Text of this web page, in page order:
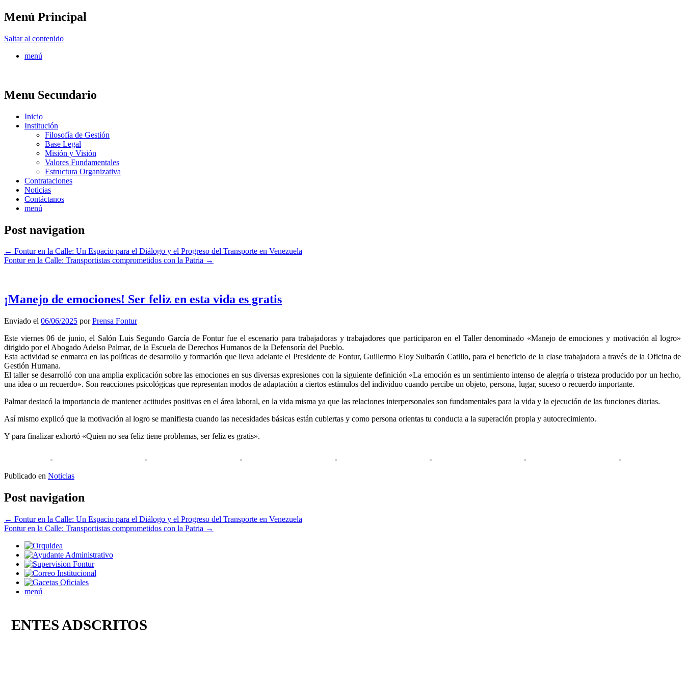
Menú Principal
Saltar al contenido
menú
Menu Secundario
Inicio
Institución
Filosofía de Gestión
Base Legal
Misión y Visión
Valores Fundamentales
Estructura Organizativa
Contrataciones
Noticias
Contáctanos
menú
Post navigation
← Fontur en la Calle: Un Espacio para el Diálogo y el Progreso del Transporte en Venezuela
Fontur en la Calle: Transportistas comprometidos con la Patria →
¡Manejo de emociones! Ser feliz en esta vida es gratis
Enviado el 06/06/2025 porPrensa Fontur
Este viernes 06 de junio, el Salón Luis Segundo García de Fontur fue el escenario para trabajadoras y trabajadores que participaron en el Taller denominado «Manejo de emociones y motivación al logro»
dirigido por el Abogado Adelso Palmar, de la Escuela de Derechos Humanos de la Defensoría del Pueblo.
Esta actividad se enmarca en las políticas de desarrollo y formación que lleva adelante el Presidente de Fontur, Guillermo Eloy Sulbarán Catillo, para el beneficio de la clase trabajadora a través de la Oficina de
Gestión Humana.
El taller se desarrolló con una amplia explicación sobre las emociones en sus diversas expresiones con la siguiente definición «La emoción es un sentimiento intenso de alegría o tristeza producido por un hecho,
una idea o un recuerdo». Son reacciones psicológicas que representan modos de adaptación a ciertos estímulos del individuo cuando percibe un objeto, persona, lugar, suceso o recuerdo importante.
Palmar destacó la importancia de mantener actitudes positivas en el área laboral, en la vida misma ya que las relaciones interpersonales son fundamentales para la vida y la ejecución de las funciones diarias.
Así mismo explicó que la motivación al logro se manifiesta cuando las necesidades básicas están cubiertas y como persona orientas tu conducta a la superación propia y autocrecimiento.
Y para finalizar exhortó «Quien no sea feliz tiene problemas, ser feliz es gratis».
Publicado en Noticias
Post navigation
← Fontur en la Calle: Un Espacio para el Diálogo y el Progreso del Transporte en Venezuela
Fontur en la Calle: Transportistas comprometidos con la Patria →
menú
ENTES ADSCRITOS